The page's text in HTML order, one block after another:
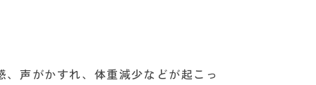
声がかすれ、体重減少などが起こっ